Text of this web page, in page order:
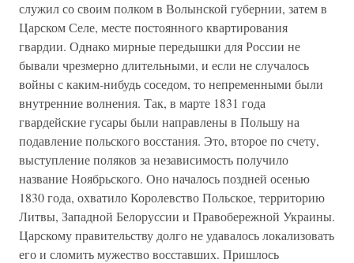
служил со своим полком в Волынской губернии, затем в
Царском Селе, месте постоянного квартирования
гвардии. Однако мирные передышки для России не
бывали чрезмерно длительными, и если не случалось
войны с каким-нибудь соседом, то непременными были
внутренние волнения. Так, в марте 1831 года
гвардейские гусары были направлены в Польшу на
подавление польского восстания. Это, второе по счету,
выступление поляков за независимость получило
название Ноябрьского. Оно началось поздней осенью
1830 года, охватило Королевство Польское, территорию
Литвы, Западной Белоруссии и Правобережной Украины.
Царскому правительству долго не удавалось локализовать
его и сломить мужество восставших. Пришлось